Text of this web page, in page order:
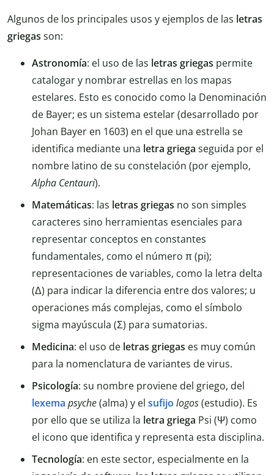
Algunos de los principales usos y ejemplos de las letras
griegas son:
Astronomía: el uso de las letras griegas permite
catalogar y nombrar estrellas en los mapas
estelares. Esto es conocido como la Denominación
de Bayer; es un sistema estelar (desarrollado por
Johan Bayer en 1603) en el que una estrella se
identifica mediante una letra griega seguida por el
nombre latino de su constelación (por ejemplo,
Alpha Centauri).
Matemáticas: las letras griegas no son simples
caracteres sino herramientas esenciales para
representar conceptos en constantes
fundamentales, como el número π (pi);
representaciones de variables, como la letra delta
(Δ) para indicar la diferencia entre dos valores; u
operaciones más complejas, como el símbolo
sigma mayúscula (Σ) para sumatorias.
Medicina: el uso de letras griegas es muy común
para la nomenclatura de variantes de virus.
Psicología: su nombre proviene del griego, del
lexema psyche(alma) y el sufijo logos(estudio). Es
por ello que se utiliza la letra griega Psi (Ψ) como
el icono que identifica y representa esta disciplina.
Tecnología: en este sector, especialmente en la